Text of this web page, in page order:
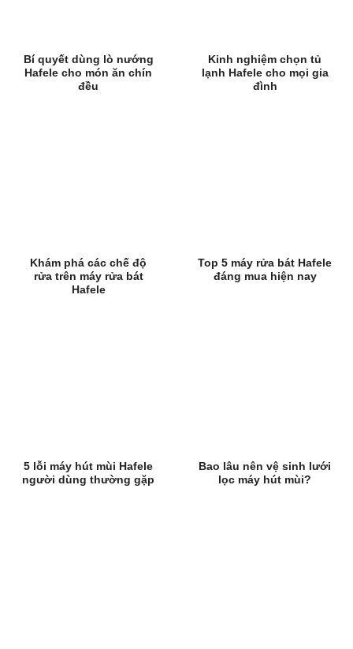
Bí quyết dùng lò nướng
Hafele cho món ăn chín
đều
Kinh nghiệm chọn tủ
lạnh Hafele cho mọi gia
đình
Khám phá các chế độ
rửa trên máy rửa bát
Hafele
Top 5 máy rửa bát Hafele
đáng mua hiện nay
5 lỗi máy hút mùi Hafele
người dùng thường gặp
Bao lâu nên vệ sinh lưới
lọc máy hút mùi?